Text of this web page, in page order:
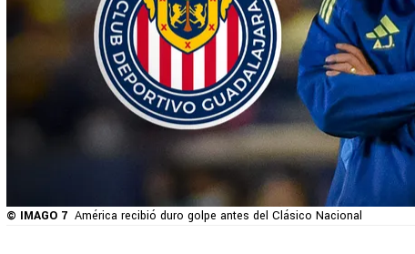
© IMAGO 7 América recibió duro golpe antes del Clásico Nacional